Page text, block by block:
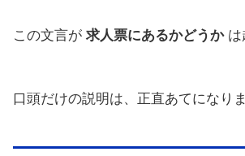
この文言が 求人票にあるかどうかは
口頭だけの説明は、正直あてになりま